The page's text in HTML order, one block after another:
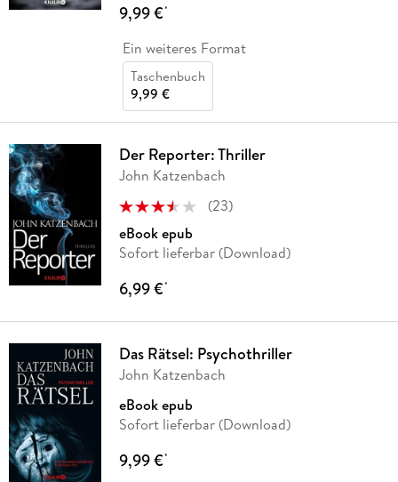
9,99 €*
Ein weiteres Format
Taschenbuch
9,99 €
Der Reporter: Thriller
John Katzenbach
(23)
eBook epub
Sofort lieferbar (Download)
6,99 €*
Das Rätsel: Psychothriller
John Katzenbach
eBook epub
Sofort lieferbar (Download)
9,99 €*